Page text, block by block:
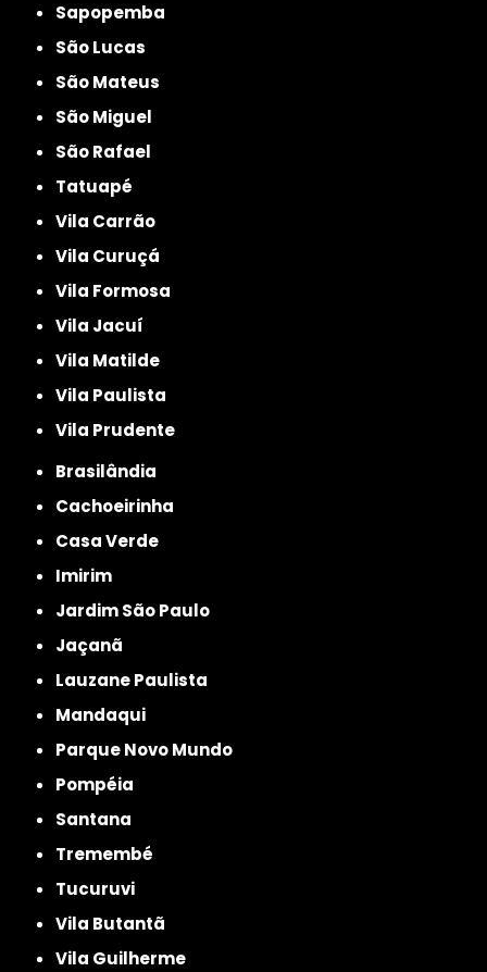
Sapopemba
São Lucas
São Mateus
São Miguel
São Rafael
Tatuapé
Vila Carrão
Vila Curuçá
Vila Formosa
Vila Jacuí
Vila Matilde
Vila Paulista
Vila Prudente
Brasilândia
Cachoeirinha
Casa Verde
Imirim
Jardim São Paulo
Jaçanã
Lauzane Paulista
Mandaqui
Parque Novo Mundo
Pompéia
Santana
Tremembé
Tucuruvi
Vila Butantã
Vila Guilherme